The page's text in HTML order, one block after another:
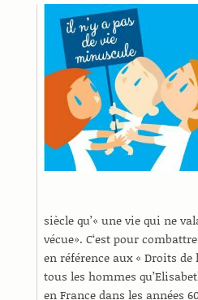
siècle qu’« une vie qui ne
vécue». C‘est pour
en référence aux « Droits
tous les hommes
en France dans les années